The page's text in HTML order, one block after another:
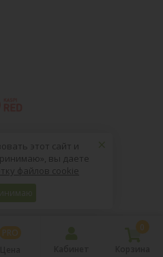
09-40
PRO
0
×
этот сайт и
вы даете
файлов cookie